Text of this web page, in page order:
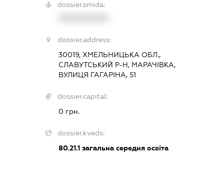
dossier.smida:
dossier.address:
30019, ХМЕЛЬНИЦЬКА ОБЛ.,
СЛАВУТСЬКИЙ Р-Н, МАРАЧІВКА,
ВУЛИЦЯ ГАГАРІНА, 51
dossier.capital:
0 грн.
dossier.kveds:
80.21.1 загальна середня освіта